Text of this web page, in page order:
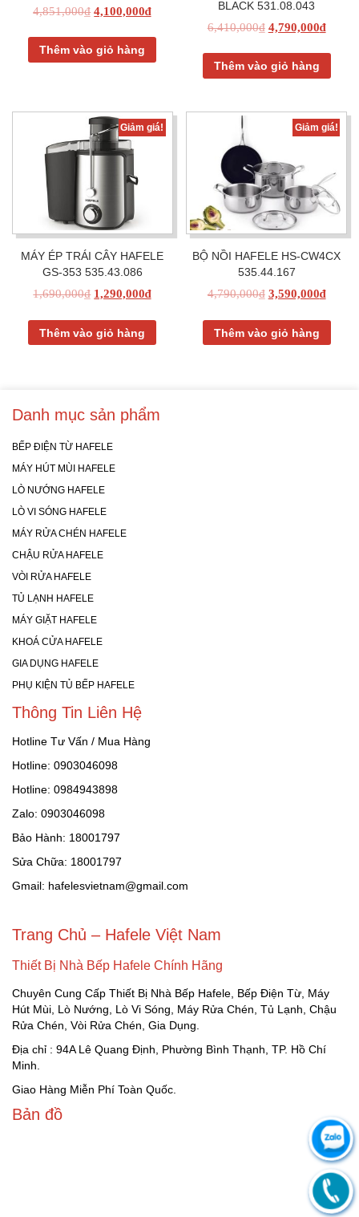
4,851,000₫ 4,100,000₫
Thêm vào giỏ hàng
BLACK 531.08.043
6,410,000₫ 4,790,000₫
Thêm vào giỏ hàng
Giảm giá!
MÁY ÉP TRÁI CÂY HAFELE
GS-353 535.43.086
1,690,000₫ 1,290,000₫
Thêm vào giỏ hàng
Giảm giá!
BỘ NỒI HAFELE HS-CW4CX
535.44.167
4,790,000₫ 3,590,000₫
Thêm vào giỏ hàng
Danh mục sản phẩm
BẾP ĐIỆN TỪ HAFELE
MÁY HÚT MÙI HAFELE
LÒ NƯỚNG HAFELE
LÒ VI SÓNG HAFELE
MÁY RỬA CHÉN HAFELE
CHẬU RỬA HAFELE
VÒI RỬA HAFELE
TỦ LẠNH HAFELE
MÁY GIẶT HAFELE
KHOÁ CỬA HAFELE
GIA DỤNG HAFELE
PHỤ KIỆN TỦ BẾP HAFELE
Thông Tin Liên Hệ
Hotline Tư Vấn / Mua Hàng
Hotline: 0903046098
Hotline: 0984943898
Zalo: 0903046098
Bảo Hành: 18001797
Sửa Chữa: 18001797
Gmail: hafelesvietnam@gmail.com
Trang Chủ – Hafele Việt Nam
Thiết Bị Nhà Bếp Hafele Chính Hãng
Chuyên Cung Cấp Thiết Bị Nhà Bếp Hafele, Bếp Điện Từ, Máy
Hút Mùi, Lò Nướng, Lò Vi Sóng, Máy Rửa Chén, Tủ Lạnh, Chậu
Rửa Chén, Vòi Rửa Chén, Gia Dụng.
Địa chỉ : 94A Lê Quang Định, Phường Bình Thạnh, TP. Hồ Chí
Minh.
Giao Hàng Miễn Phí Toàn Quốc.
Bản đồ